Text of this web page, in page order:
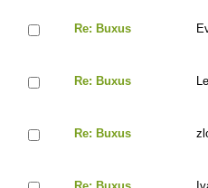
Re: Buxus
Re: Buxus
Re: Buxus